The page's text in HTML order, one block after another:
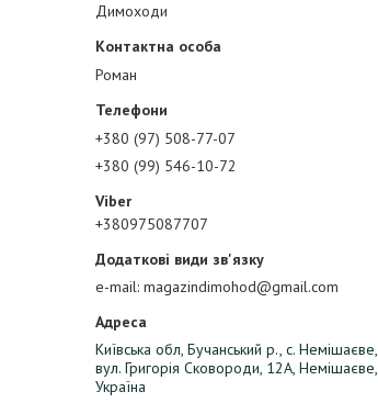
Димоходи
Роман
+380 (97) 508-77-07
+380 (99) 546-10-72
+380975087707
e-mail magazindimohod@gmail.com
Київська обл, Бучанський р., с. Немішаєве,
вул. Григорія Сковороди, 12А, Немішаєве,
Україна